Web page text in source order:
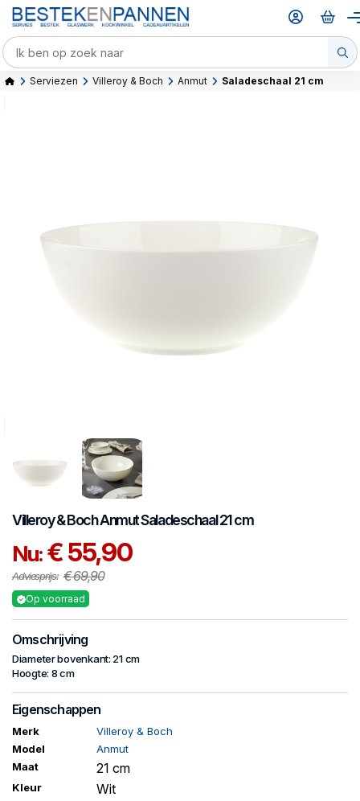
Serviezen Villeroy & Boch Anmut Saladeschaal 21 cm
Villeroy & BochAnmutSaladeschaal 21 cm
Nu:€ 55,90
Adviesprijs: € 69,90
Op voorraad
Omschrijving
Diameter bovenkant: 21 cm
Hoogte: 8 cm
Eigenschappen
Merk
Villeroy & Boch
Model
Anmut
Maat
21 cm
Kleur Wit